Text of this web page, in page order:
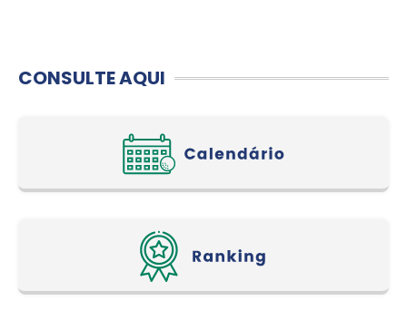
CONSULTE AQUI